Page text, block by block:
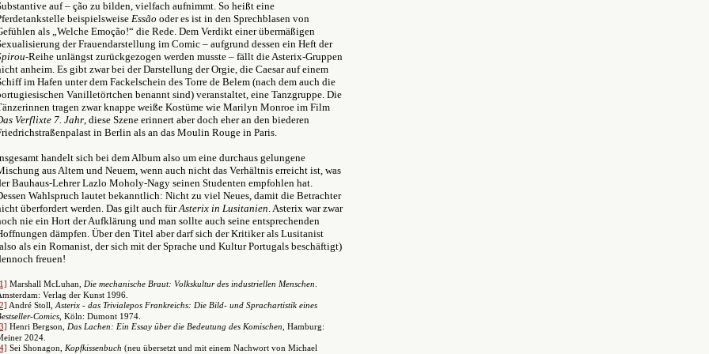
auf – ção zu bilden, vielfach aufnimmt. So heißt eine
beispielsweiseEssão oder es ist in den Sprechblasen von
als „Welche Emoção!“ die Rede. Dem Verdikt einer übermäßigen
der Frauendarstellung im Comic – aufgrund dessen ein Heft der
-Reihe unlängst zurückgezogen werden musste – fällt die Asterix-Gruppen
anheim. Es gibt zwar bei der Darstellung der Orgie, die Caesar auf einem
im Hafen unter dem Fackelschein des Torre de Belem (nach dem auch die
Vanilletörtchen benannt sind) veranstaltet, eine Tanzgruppe. Die
tragen zwar knappe weiße Kostüme wie Marilyn Monroe im Film
Verflixte 7. Jahr, diese Szene erinnert aber doch eher an den biederen
in Berlin als an das Moulin Rouge in Paris.
handelt sich bei dem Album also um eine durchaus gelungene
aus Altem und Neuem, wenn auch nicht das Verhältnis erreicht ist, was
Bauhaus-Lehrer Lazlo Moholy-Nagy seinen Studenten empfohlen hat.
Wahlspruch lautet bekanntlich: Nicht zu viel Neues, damit die Betrachter
überfordert werden. Das gilt auch fürAsterix in Lusitanien. Asterix war zwar
nie ein Hort der Aufklärung und man sollte auch seine entsprechenden
dämpfen. Über den Titel aber darf sich der Kritiker als Lusitanist
als ein Romanist, der sich mit der Sprache und Kultur Portugals beschäftigt)
freuen!
Marshall McLuhan, Die mechanische Braut: Volkskultur des industriellen Menschen
Verlag der Kunst 1996.
André Stoll, Asterix - das Trivialepos Frankreichs: Die Bild- und Sprachartistik eines
Comics , Köln: Dumont 1974.
Henri Bergson, Das Lachen: Ein Essay über die Bedeutung des Komischen , Hamburg:
2024.
Sei Shonagon, Kopfkissenbuch (neu übersetzt und mit einem Nachwort von Michael